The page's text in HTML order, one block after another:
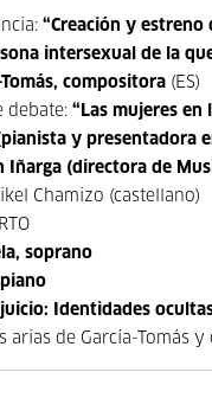
“Creación y estreno
intersexual de la
Tomás, compositora (ES)
debate: “Las mujeres en
y presentadora
Iñarga (directora de
Chamizo (castellano)
soprano
Identidades
arias de García-Tomás